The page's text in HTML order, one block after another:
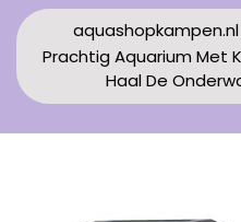
aquashopkampen.nl
Prachtig Aquarium Met
Haal De